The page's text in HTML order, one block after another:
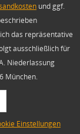
und ggf.
das repräsentative
ausschließlich für
Niederlassung
München.
Einstellungen